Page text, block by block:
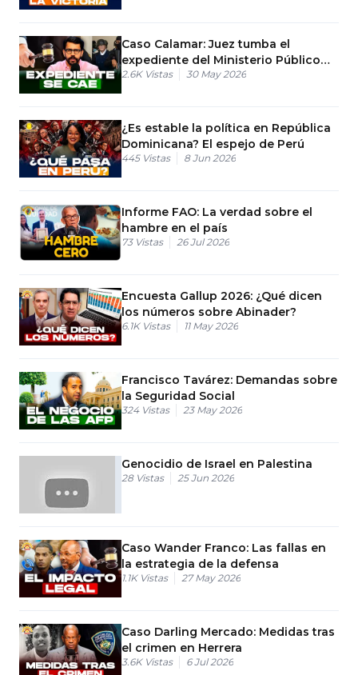
Caso Calamar: Juez tumba el
expediente del Ministerio Público
contra Gonzalo
2.6K Vistas 30 May 2026
¿Es estable la política en República
Dominicana? El espejo de Perú
445 Vistas 8 Jun 2026
Informe FAO: La verdad sobre el
hambre en el país
73 Vistas 26 Jul 2026
Encuesta Gallup 2026: ¿Qué dicen
los números sobre Abinader?
6.1K Vistas 11 May 2026
Francisco Tavárez: Demandas sobre
la Seguridad Social
324 Vistas 23 May 2026
Genocidio de Israel en Palestina
28 Vistas 25 Jun 2026
Caso Wander Franco: Las fallas en
la estrategia de la defensa
1.1K Vistas 27 May 2026
Caso Darling Mercado: Medidas tras
el crimen en Herrera
3.6K Vistas 6 Jul 2026